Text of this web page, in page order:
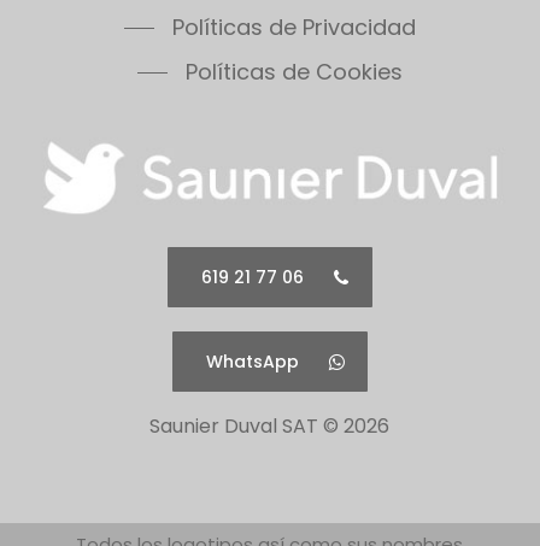
Políticas de Privacidad
Políticas de Cookies
619 21 77 06
WhatsApp
Saunier Duval SAT ©2026